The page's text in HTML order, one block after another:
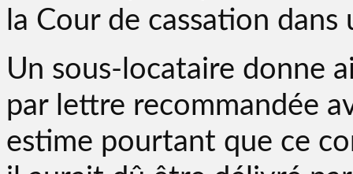
la Cour de cassation
Un sous-locataire donne
par lettre recommandée
estime pourtant que ce